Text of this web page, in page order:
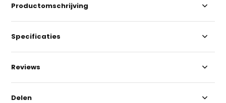
Productomschrijving
Specificaties
Reviews
Delen